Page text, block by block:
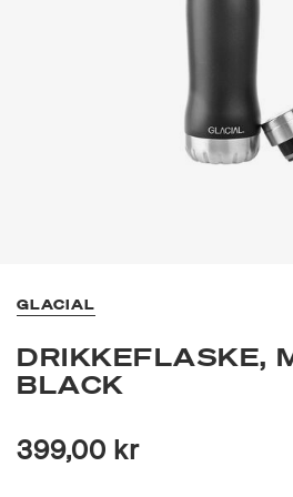
GLACIAL
DRIKKEFLASKE,
BLACK
399,00 kr